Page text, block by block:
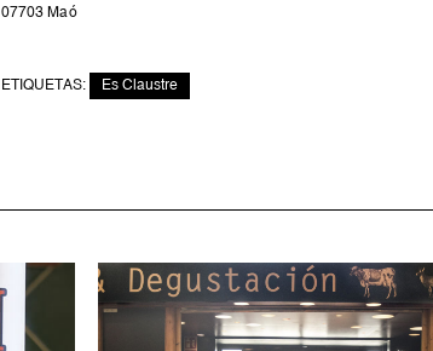
07703 Maó
ETIQUETAS: Es Claustre